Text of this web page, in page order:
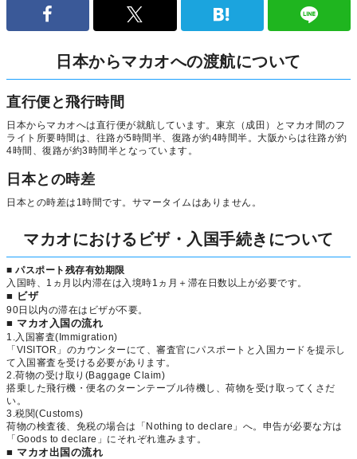
日本からマカオへの渡航について
直行便と飛行時間
日本からマカオへは直行便が就航しています。東京（成田）とマカオ間のフ
ライト所要時間は、往路が5時間半、復路が約4時間半。大阪からは往路が約
4時間、復路が約3時間半となっています。
日本との時差
日本との時差は1時間です。サマータイムはありません。
マカオにおけるビザ・入国手続きについて
■ パスポート残存有効期限
入国時、1ヵ月以内滞在は入境時1ヵ月＋滞在日数以上が必要です。
■ ビザ
90日以内の滞在はビザが不要。
■ マカオ入国の流れ
1.入国審査(Immigration)
「VISITOR」のカウンターにて、審査官にパスポートと入国カードを提示し
て入国審査を受ける必要があります。
2.荷物の受け取り(Baggage Claim)
搭乗した飛行機・便名のターンテーブル待機し、荷物を受け取ってくさだ
い。
3.税関(Customs)
荷物の検査後、免税の場合は「Nothing to declare」へ。申告が必要な方は
「Goods to declare」にそれぞれ進みます。
■ マカオ出国の流れ